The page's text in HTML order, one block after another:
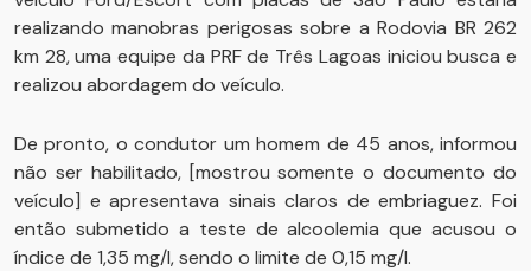
realizando manobras perigosas sobre a Rodovia BR 262
km 28, uma equipe da PRF de Três Lagoas iniciou busca e
realizou abordagem do veículo.
De pronto, o condutor um homem de 45 anos, informou
não ser habilitado, [mostrou somente o documento do
veículo] e apresentava sinais claros de embriaguez. Foi
então submetido a teste de alcoolemia que acusou o
índice de 1,35 mg/l, sendo o limite de 0,15 mg/l.